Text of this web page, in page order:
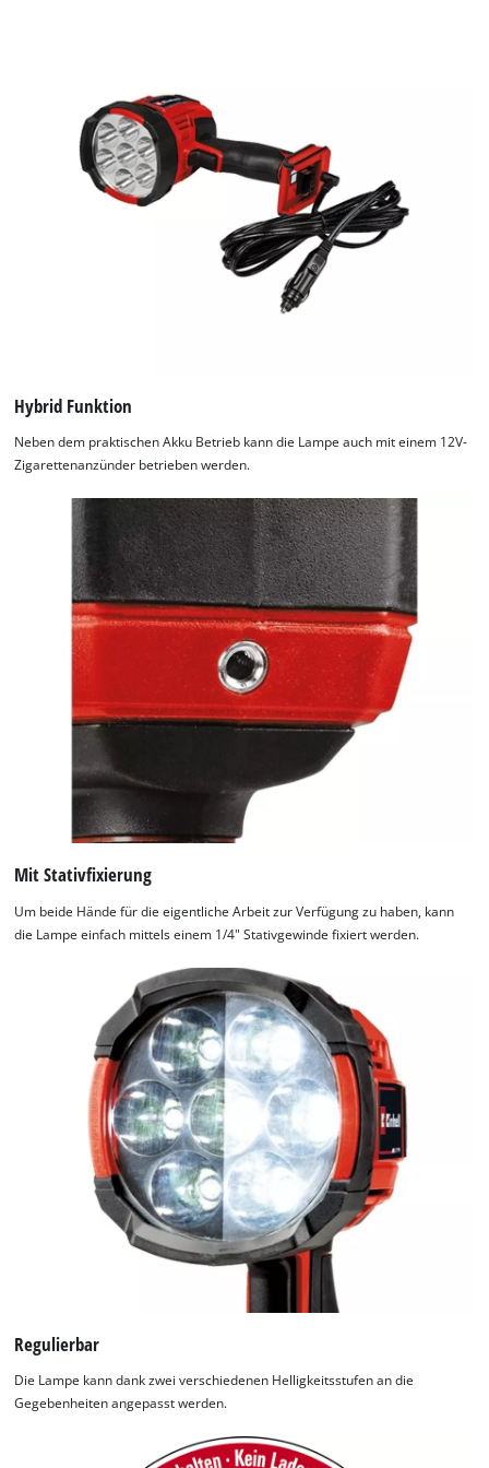
Usercentrics
Management
Hybrid Funktion
Neben dem praktischen Akku Betrieb kann die Lampe auch mit einem 12V-
Zigarettenanzünder betrieben werden.
Mit Stativfixierung
Um beide Hände für die eigentliche Arbeit zur Verfügung zu haben, kann
die Lampe einfach mittels einem 1/4" Stativgewinde fixiert werden.
Regulierbar
Die Lampe kann dank zwei verschiedenen Helligkeitsstufen an die
Gegebenheiten angepasst werden.